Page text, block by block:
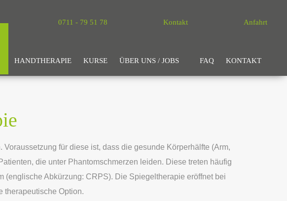
0711 - 79 51 78 Kontakt Anfahrt
HANDTHERAPIE KURSE ÜBER UNS / JOBS FAQ KONTAKT
für diese ist, dass die gesunde Körperhälfte (Arm,
die unter Phantomschmerzen leiden. Diese treten häufig
Abkürzung: CRPS). Die Spiegeltherapie eröffnet bei
therapeutische Option.